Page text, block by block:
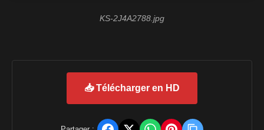
KS-2J4A2788.jpg
📥 Télécharger en HD